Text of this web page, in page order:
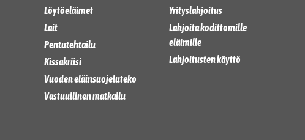
Löytöeläimet
Lait
Pentutehtailu
Kissakriisi
Vuoden eläinsuojeluteko
Vastuullinen matkailu
Yrityslahjoitus
Lahjoita kodittomille
eläimille
Lahjoitusten käyttö